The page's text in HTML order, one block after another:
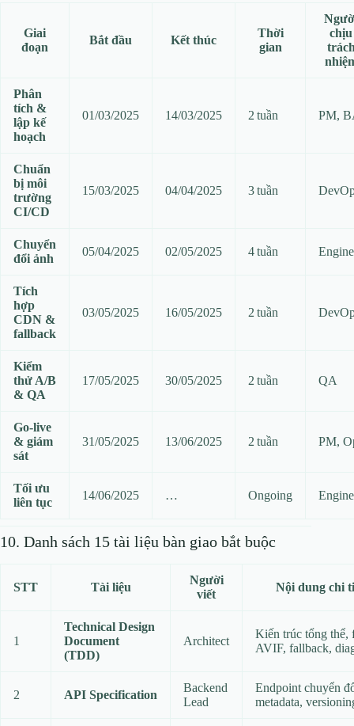
Giai
đoạn
Bắt đầu Kết thúc
Thời
gian
chịu
Phân
tích &
lập kế
hoạch
01/03/2025 14/03/2025 2 tuần PM,
Chuẩn
bị môi
trường
CI/CD
15/03/2025 04/04/2025 3 tuần
Chuyển
đổi ảnh
05/04/2025 02/05/2025 4 tuần
Tích
hợp
CDN &
fallback
03/05/2025 16/05/2025 2 tuần
Kiểm
thử A/B
& QA
17/05/2025 30/05/2025 2 tuần QA
Go‑live
& giám
sát
31/05/2025 13/06/2025 2 tuần PM,
Tối ưu
liên tục
14/06/2025 … Ongoing
10. Danh sách 15 tài liệu bàn giao bắt buộc
STT Tài liệu
Người
viết
Nội dung chi
1
Technical Design
Document
(TDD)
Architect
Kiến trúc tổng thể,
AVIF, fallback,
2 API Specification
Backend
Lead
Endpoint chuyển
metadata,